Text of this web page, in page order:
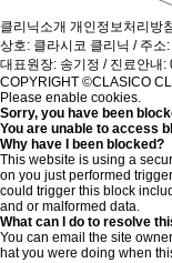
클리닉소개 개인정보처리방
상호: 클라시코 클리닉 / 주
대표원장: 송기정 / 진료안내
COPYRIGHT ©CLASICO
Please enable cookies.
Sorry, you have been
You are unable to access
Why have I been blocked?
This website is using a
on you just performed
could trigger this block
and or malformed data.
What can I do to resolve
You can email the site
hat you were doing when